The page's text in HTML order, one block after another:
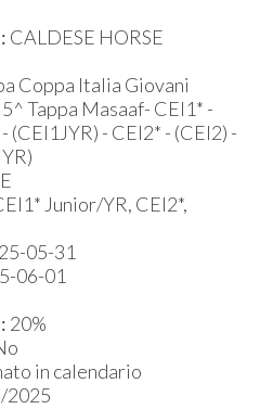
CALDESE HORSE
Coppa Italia Giovani
Tappa Masaaf- CEI1* -
(CEI1JYR) - CEI2* - (CEI2) -
Junior/YR, CEI2*,
05-31
06-01
20%
in calendario
2025